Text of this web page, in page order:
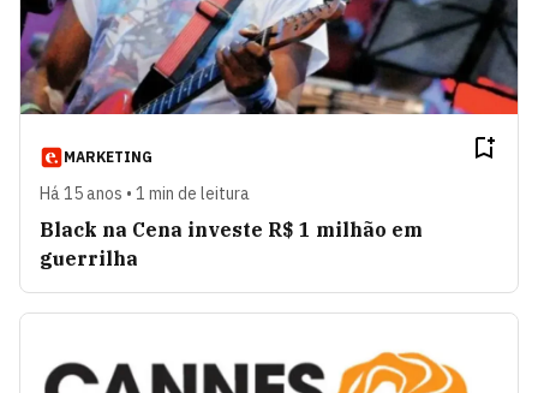
MARKETING
Há 15 anos • 1 min de leitura
Black na Cena investe R$ 1 milhão em
guerrilha